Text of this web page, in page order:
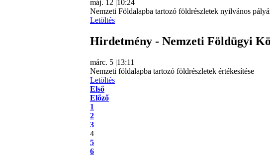
máj. 12 |10:24
Nemzeti Földalapba tartozó földrészletek nyilvános
Letöltés
Hirdetmény - Nemzeti Földügyi
márc. 5 |13:11
Nemzeti földalapba tartozó földrészletek értékesítése
Letöltés
Első
Előző
1
2
3
4
5
6